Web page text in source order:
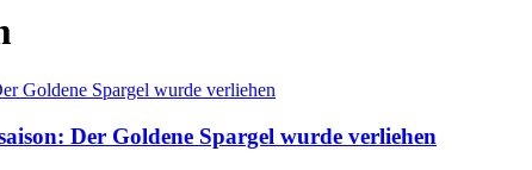
Der Goldene Spargel wurde verliehen